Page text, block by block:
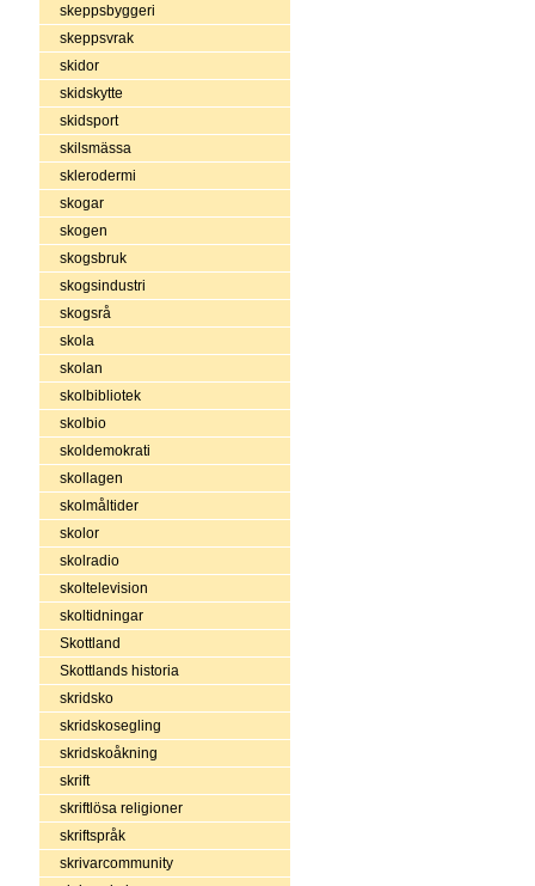
skeppsbyggeri
skeppsvrak
skidor
skidskytte
skidsport
skilsmässa
sklerodermi
skogar
skogen
skogsbruk
skogsindustri
skogsrå
skola
skolan
skolbibliotek
skolbio
skoldemokrati
skollagen
skolmåltider
skolor
skolradio
skoltelevision
skoltidningar
Skottland
Skottlands historia
skridsko
skridskosegling
skridskoåkning
skrift
skriftlösa religioner
skriftspråk
skrivarcommunity